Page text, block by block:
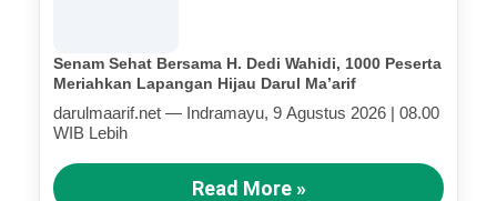
Senam Sehat Bersama H. Dedi Wahidi, 1000 Peserta
Meriahkan Lapangan Hijau Darul Ma’arif
darulmaarif.net — Indramayu, 9 Agustus 2026 | 08.00
WIB Lebih
Read More »